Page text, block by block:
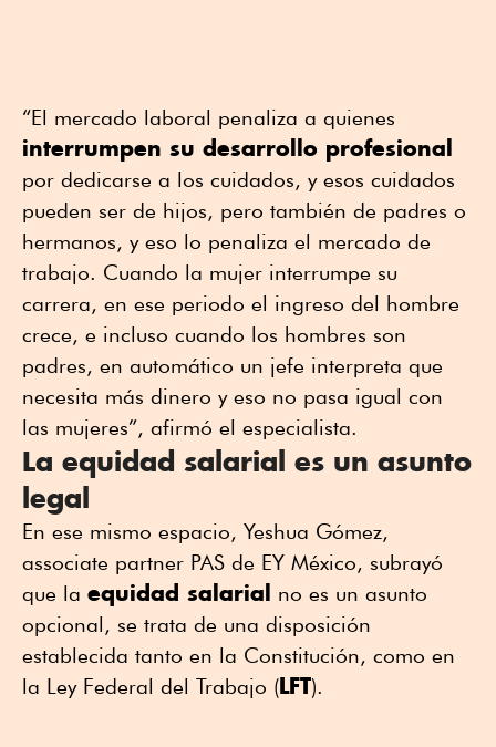
“El mercado laboral penaliza a quienes
interrumpen su desarrollo profesional
por dedicarse a los cuidados, y esos cuidados
pueden ser de hijos, pero también de padres o
hermanos, y eso lo penaliza el mercado de
trabajo. Cuando la mujer interrumpe su
carrera, en ese periodo el ingreso del hombre
crece, e incluso cuando los hombres son
padres, en automático un jefe interpreta que
necesita más dinero y eso no pasa igual con
las mujeres”, afirmó el especialista.
La equidad salarial es un asunto
legal
En ese mismo espacio, Yeshua Gómez,
associate partner PAS de EY México, subrayó
que la equidad salarial
no es un asunto
opcional, se trata de una disposición
establecida tanto en la Constitución, como en
la Ley Federal del Trabajo (LFT).